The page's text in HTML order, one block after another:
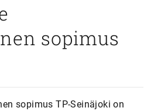
sopimus
sopimus TP-Seinäjoki on